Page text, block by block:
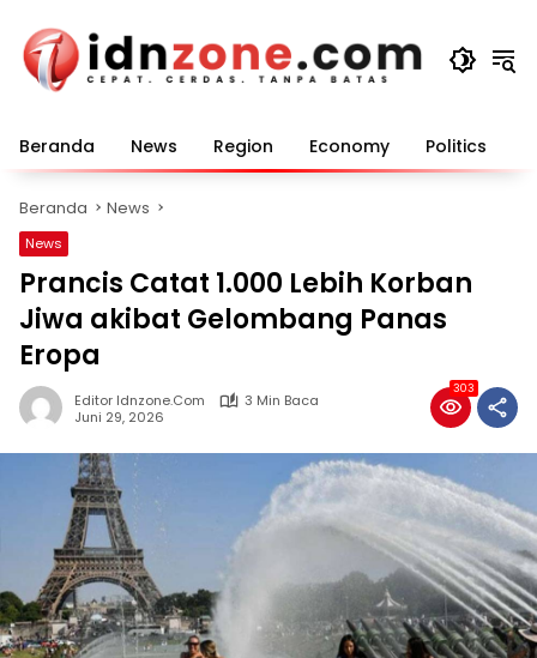
konten
Beranda News Region Economy Politics
Beranda News
News
Prancis Catat 1.000 Lebih Korban
Jiwa akibat Gelombang Panas
Eropa
Editor Idnzone.com
3 Min Baca
Juni 29, 2026
303